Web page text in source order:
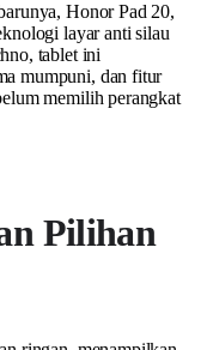
Honor Pad 20,
layar anti silau
tablet ini
mumpuni, dan fitur
memilih perangkat
Pilihan